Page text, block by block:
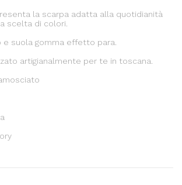
la scarpa adatta alla quotidianità
scelta di colori.
suola gomma effetto para.
artigianalmente per te in toscana.